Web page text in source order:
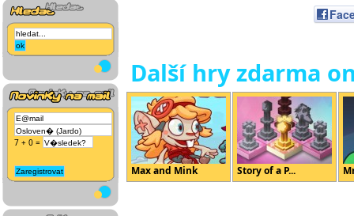
7 + 0 =
Další hry zdarma
Max and Mink Story of a P...